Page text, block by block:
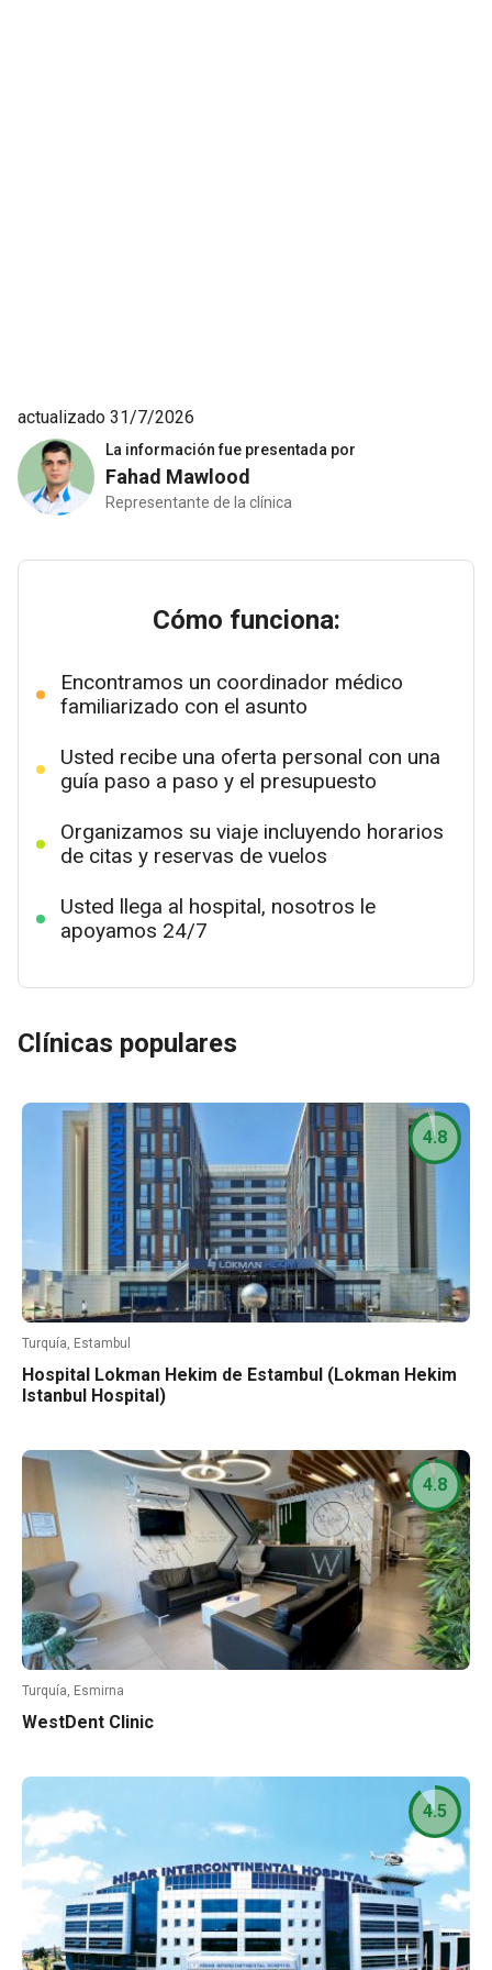
La información fue presentada por
Fahad Mawlood
Representante de la clínica
actualizado 31/7/2026
Cómo funciona:
Encontramos un coordinador médico
familiarizado con el asunto
Usted recibe una oferta personal con una
guía paso a paso y el presupuesto
Organizamos su viaje incluyendo horarios
de citas y reservas de vuelos
Usted llega al hospital, nosotros le
apoyamos 24/7
Clínicas populares
Turquía, Estambul
Hospital Lokman Hekim de Estambul (Lokman Hekim
Istanbul Hospital)
4.8
Turquía, Esmirna
WestDent Clinic
4.8
4.5